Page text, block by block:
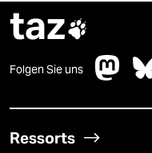
taz
Folgen Sie uns
Ressorts